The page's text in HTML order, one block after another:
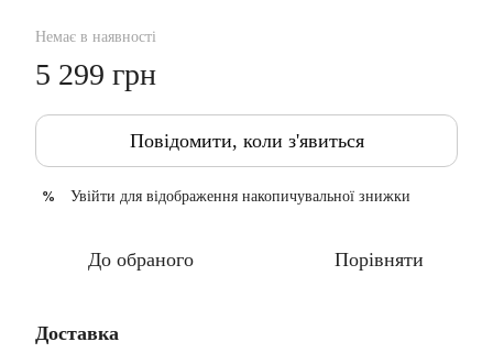
Немає в наявності
5 299 грн
Повідомити, коли з'явиться
% Увійти для відображення накопичувальної знижки
До обраного Порівняти
Доставка